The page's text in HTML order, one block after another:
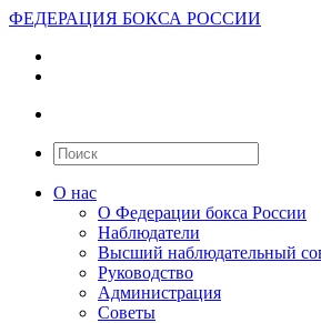
ФЕДЕРАЦИЯ БОКСА РОССИИ
О нас
О Федерации бокса России
Наблюдатели
Высший наблюдательный
Руководство
Администрация
Советы